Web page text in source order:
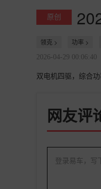
原创
领克 > 功率 >
2026-04-29 00:06:40
双电机四驱，综合功
网友评
登录易车，写